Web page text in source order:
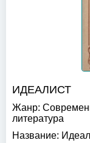
ИДЕАЛИСТ
Жанр:
литература
Название: